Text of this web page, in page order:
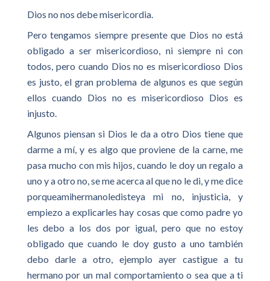
Dios no nos debe misericordia.
Pero tengamos siempre presente que Dios no está
obligado a ser misericordioso, ni siempre ni con
todos, pero cuando Dios no es misericordioso Dios
es justo, el gran problema de algunos es que según
ellos cuando Dios no es misericordioso Dios es
injusto.
Algunos piensan si Dios le da a otro Dios tiene que
darme a mí, y es algo que proviene de la carne, me
pasa mucho con mis hijos, cuando le doy un regalo a
uno y a otro no, se me acerca al que no le di, y me dice
porqueamihermanoledisteya mi no, injusticia, y
empiezo a explicarles hay cosas que como padre yo
les debo a los dos por igual, pero que no estoy
obligado que cuando le doy gusto a uno también
debo darle a otro, ejemplo ayer castigue a tu
hermano por un mal comportamiento o sea que a ti